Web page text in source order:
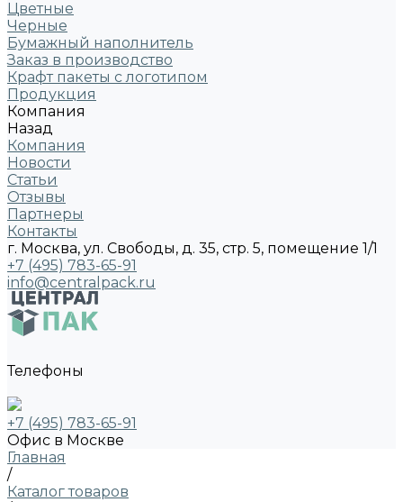
Цветные
Черные
Бумажный наполнитель
Заказ в производство
Крафт пакеты с логотипом
Продукция
Компания
Назад
Компания
Новости
Статьи
Отзывы
Партнеры
Контакты
г. Москва, ул. Свободы, д. 35, стр. 5, помещение 1/1
+7 (495) 783-65-91
info@centralpack.ru
Телефоны
+7 (495) 783-65-91
Офис в Москве
Главная
/
Каталог товаров